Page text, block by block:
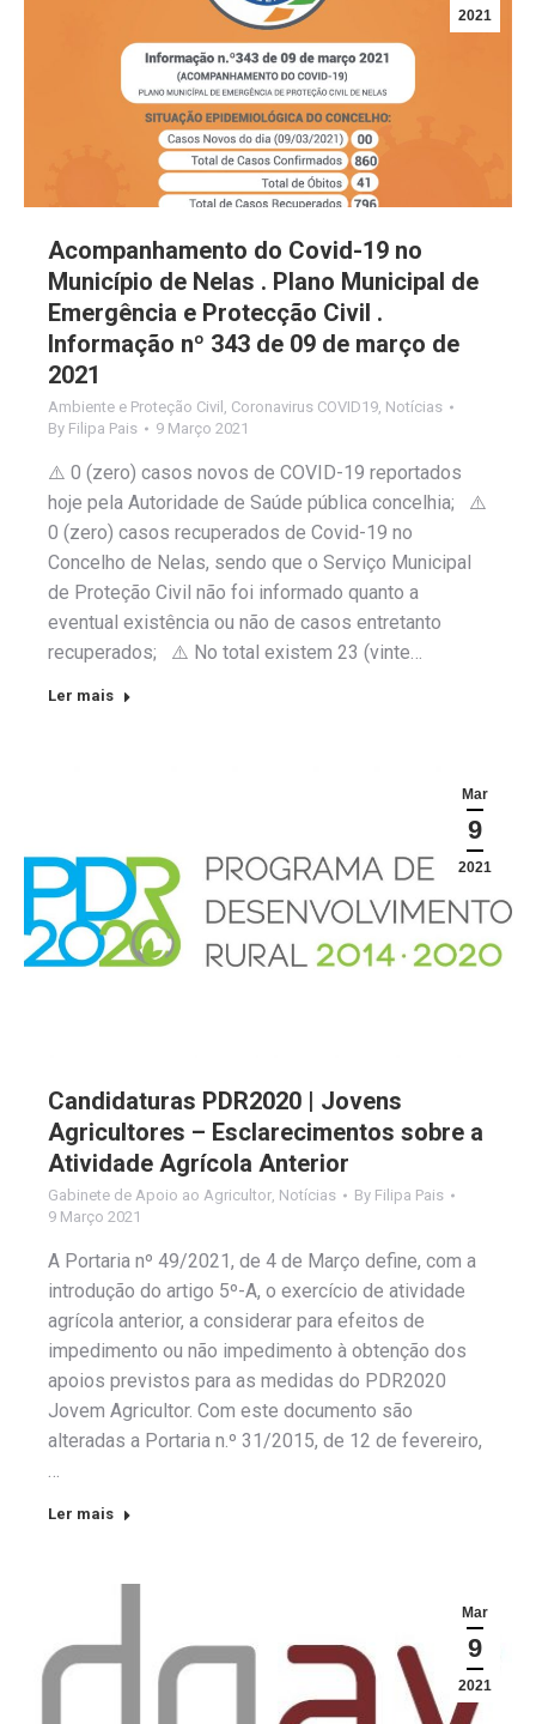
2021
Acompanhamento do Covid-19 no
Município de Nelas . Plano Municipal de
Emergência e Protecção Civil .
Informação nº 343 de 09 de março de
2021
Ambiente e Proteção Civil Coronavirus COVID19 Notícias
By Filipa Pais 9 Março 2021
⚠️ 0 (zero) casos novos de COVID-19 reportados
hoje pela Autoridade de Saúde pública concelhia; ⚠️
0 (zero) casos recuperados de Covid-19 no
Concelho de Nelas, sendo que o Serviço Municipal
de Proteção Civil não foi informado quanto a
eventual existência ou não de casos entretanto
recuperados; ⚠️ No total existem 23 (vinte…
Ler mais
Mar
9
2021
Candidaturas PDR2020 | Jovens
Agricultores – Esclarecimentos sobre a
Atividade Agrícola Anterior
Gabinete de Apoio ao Agricultor, Notícias By Filipa Pais
9 Março 2021
A Portaria nº 49/2021, de 4 de Março define, com a
introdução do artigo 5º-A, o exercício de atividade
agrícola anterior, a considerar para efeitos de
impedimento ou não impedimento à obtenção dos
apoios previstos para as medidas do PDR2020
Jovem Agricultor. Com este documento são
alteradas a Portaria n.º 31/2015, de 12 de fevereiro,
…
Ler mais
Mar
9
2021